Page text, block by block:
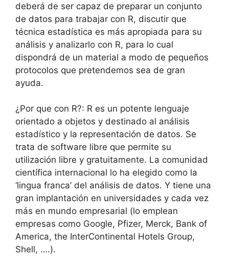
deberá de ser capaz de preparar un conjunto
de datos para trabajar con R, discutir que
técnica estadística es más apropiada para su
análisis y analizarlo con R, para lo cual
dispondrá de un material a modo de pequeños
protocolos que pretendemos sea de gran
ayuda.
¿Por que con R?: R es un potente lenguaje
orientado a objetos y destinado al análisis
estadístico y la representación de datos. Se
trata de software libre que permite su
utilización libre y gratuitamente. La comunidad
científica internacional lo ha elegido como la
‘lingua franca’ del análisis de datos. Y tiene una
gran implantación en universidades y cada vez
más en mundo empresarial (lo emplean
empresas como Google, Pfizer, Merck, Bank of
America, the InterContinental Hotels Group,
Shell, ….).